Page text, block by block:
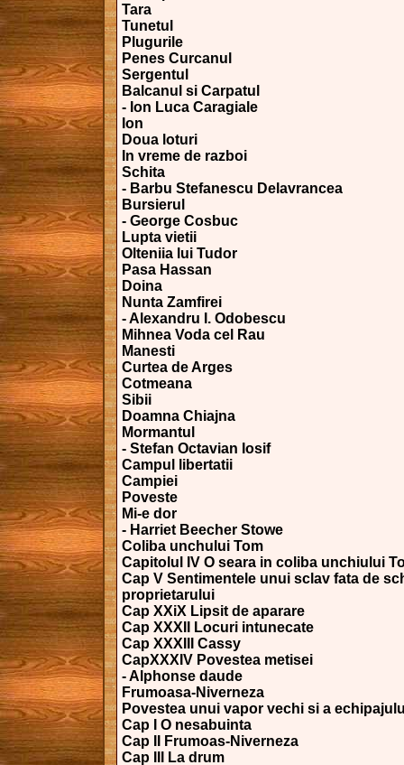
Tara
Tunetul
Plugurile
Penes Curcanul
Sergentul
Balcanul si Carpatul
- Ion Luca Caragiale
Ion
Doua loturi
In vreme de razboi
Schita
- Barbu Stefanescu Delavrancea
Bursierul
- George Cosbuc
Lupta vietii
Olteniia lui Tudor
Pasa Hassan
Doina
Nunta Zamfirei
- Alexandru I. Odobescu
Mihnea Voda cel Rau
Manesti
Curtea de Arges
Cotmeana
Sibii
Doamna Chiajna
Mormantul
- Stefan Octavian Iosif
Campul libertatii
Campiei
Poveste
Mi-e dor
- Harriet Beecher Stowe
Coliba unchului Tom
Capitolul IV O seara in coliba unchiului
Cap V Sentimentele unui sclav fata de
proprietarului
Cap XXiX Lipsit de aparare
Cap XXXII Locuri intunecate
Cap XXXIII Cassy
CapXXXIV Povestea metisei
- Alphonse daude
Frumoasa-Niverneza
Povestea unui vapor vechi si a
Cap I O nesabuinta
Cap II Frumoas-Niverneza
Cap III La drum